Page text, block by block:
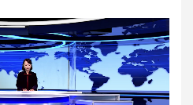
g
a
t
o